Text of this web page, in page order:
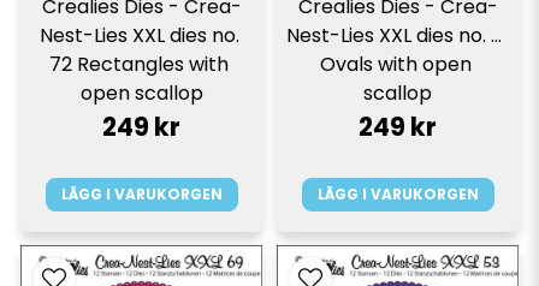
Crealies Dies - Crea-
Nest-Lies XXL dies no.
72 Rectangles with
open scallop
249 kr
LÄGG I VARUKORGEN
Crealies Dies - Crea-
Nest-Lies XXL dies no. 71
Ovals with open
scallop
249 kr
LÄGG I VARUKORGEN